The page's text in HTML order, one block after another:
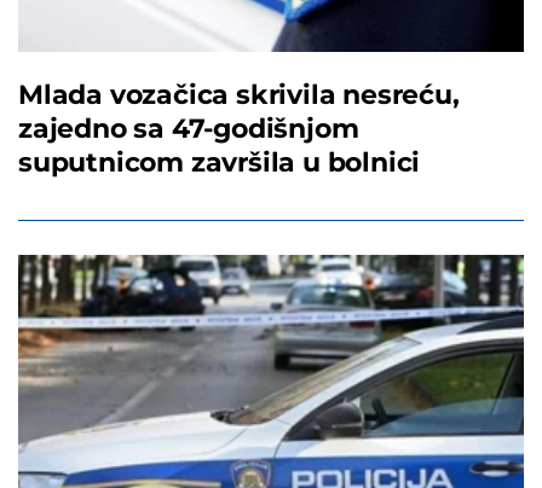
Mlada vozačica skrivila nesreću,
zajedno sa 47-godišnjom
suputnicom završila u bolnici